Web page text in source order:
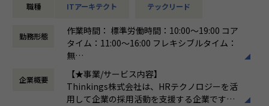
ます。フルスタックなエンジニアを目指せる環境です。
高い技術力のある技術者が豊富にいるので、次はこの技術を
やってみたいという声ややるべきという考えが出てくる風土
です。世界中の最先端テクノロジーと結び付け、お客様や自
社のビジネスイノベーションに貢献できます。
チームとして助け合って業務を遂行する環境。 チームワーク
を大切にしており、日常的なコミュニケーション、コードレ
ビュー、スキル共有を通じて、メンバー全員が成長できるカ
を見極める検証開発を行っています。企画と開発が一体とな
「顧客にどんな新しいソリューションを提供できるか」を技
術・ビジネスの両面からアプローチしていただきます。
▼新規領域におけるアーキテクチャ設計・技術選定
フロントエンド、バックエンド、インフラ、LLMモデル選定
など、サービス化を見据えたゼロベースからの土台作りと技
職種 ITアーキテクト テックリード
勤務形態
作業時間： 標準労働時間：10:00～19:00 コア
タイム：11:00～16:00 フレキシブルタイム：
無
働き方：
フレックス制（コアタイムあり）
時間外労働の有無： 有（月平均15時間）
休憩時間： 60分
企業概要
【★事業/サービス内容】
Thinkings株式会社は、HRテクノロジーを活
用して企業の採用活動を支援する企業です。